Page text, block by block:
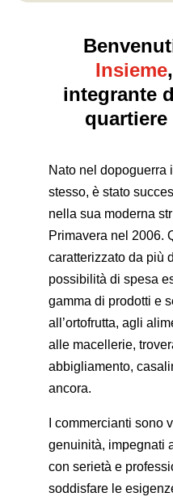
Insieme,
integrante
quartiere
Nato nel dopoguerra
stesso, è stato
nella sua moderna
Primavera nel 2006.
caratterizzato da più
possibilità di spesa
gamma di prodotti e
all’ortofrutta, agli
alle macellerie,
abbigliamento,
ancora.
I commercianti sono
genuinità, impegnati
con serietà e
soddisfare le